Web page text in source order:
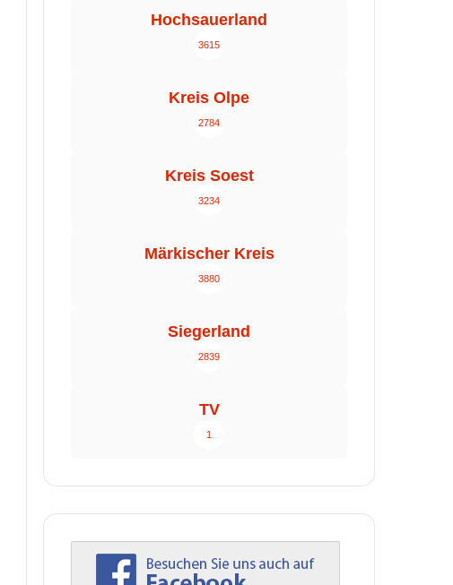
Hochsauerland
3615
Kreis Olpe
2784
Kreis Soest
3234
Märkischer Kreis
3880
Siegerland
2839
TV
1